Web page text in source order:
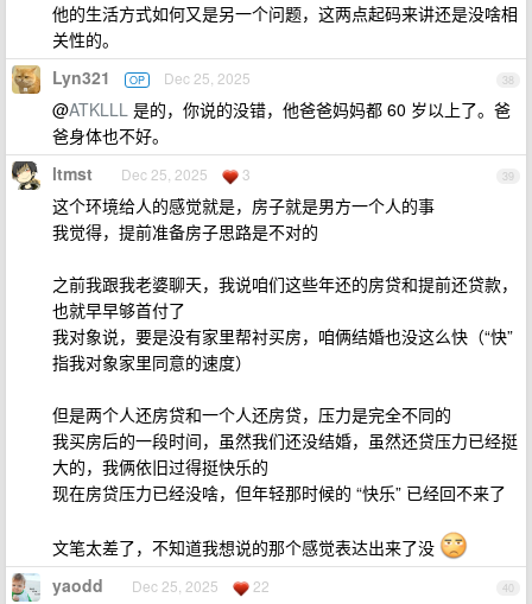
他的生活方式如何又是另一个问题，这两点起码来讲还是没啥相
关性的。
38
Lyn321 OP Dec 25, 2025
@ATKLLL 是的，你说的没错，他爸爸妈妈都 60 岁以上了。爸
爸身体也不好。
39
ltmst Dec 25, 2025 3
这个环境给人的感觉就是，房子就是男方一个人的事
我觉得，提前准备房子思路是不对的
之前我跟我老婆聊天，我说咱们这些年还的房贷和提前还贷款，
也就早早够首付了
我对象说，要是没有家里帮衬买房，咱俩结婚也没这么快（“快”
指我对象家里同意的速度）
但是两个人还房贷和一个人还房贷，压力是完全不同的
我买房后的一段时间，虽然我们还没结婚，虽然还贷压力已经挺
大的，我俩依旧过得挺快乐的
现在房贷压力已经没啥，但年轻那时候的 “快乐” 已经回不来了
文笔太差了，不知道我想说的那个感觉表达出来了没
40
yaodd Dec 25, 2025 22